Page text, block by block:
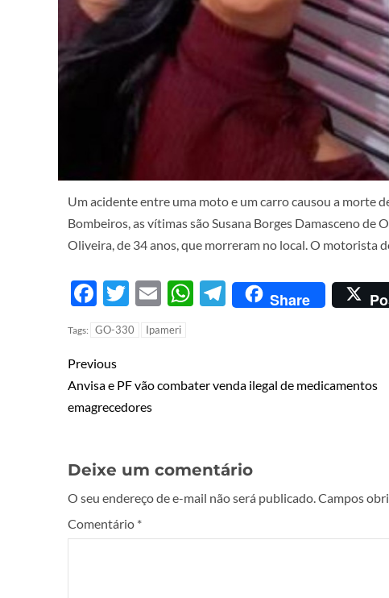
Um acidente entre uma moto e um carro causou a morte
Bombeiros, as vítimas são Susana Borges Damasceno de
Oliveira, de 34 anos, que morreram no local. O motorista
Facebook
Twitter
EmailWhatsApp
Telegram
Share
Tags: GO-330 Ipameri
Previous
Anvisa e PF vão combater venda ilegal de medicamentos
emagrecedores
Deixe um comentário
O seu endereço de e-mail não será publicado. Campos
Comentário *